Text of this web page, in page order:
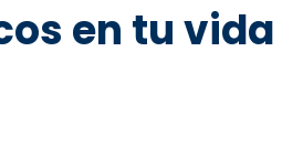
en tu vida